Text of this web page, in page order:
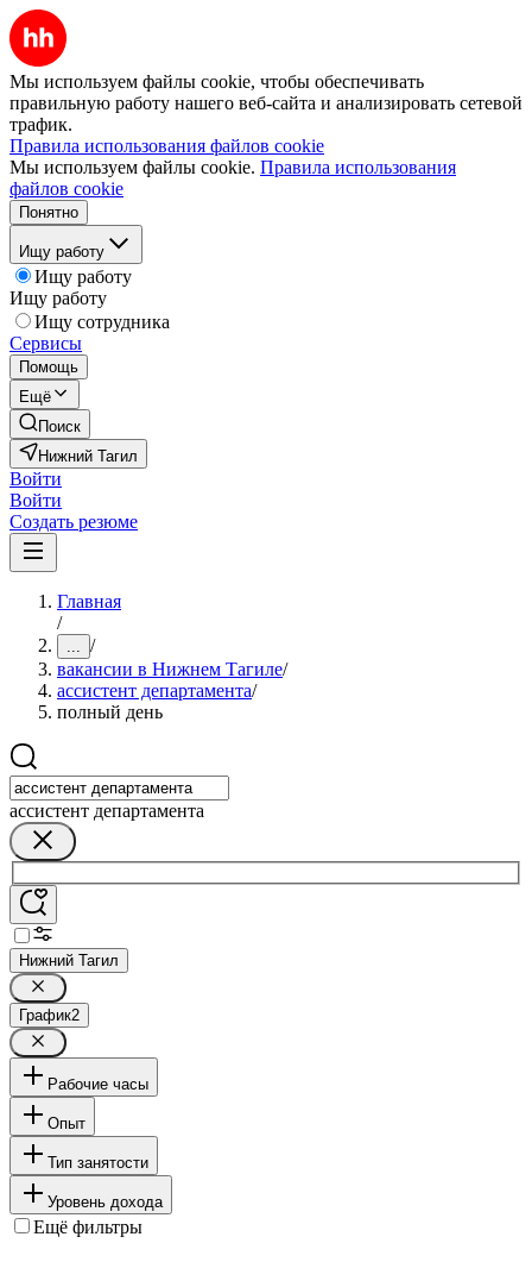
Мы используем файлы cookie, чтобы обеспечивать
правильную работу нашего веб-сайта и анализировать сетевой
трафик.
Правила использования файлов cookie
Мы используем файлы cookie. Правила использования
файлов cookie
Понятно
Ищу работу
Ищу работу
Ищу работу
Ищу сотрудника
Сервисы
Помощь
Ещё
Поиск
Нижний Тагил
Войти
Войти
Создать резюме
Главная
/
... /
вакансии в Нижнем Тагиле/
ассистент департамента/
полный день
ассистент департамента
Нижний Тагил
График2
Рабочие часы
Опыт
Тип занятости
Уровень дохода
Ещё фильтры